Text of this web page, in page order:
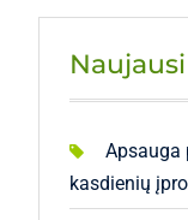
Apsauga
kasdienių